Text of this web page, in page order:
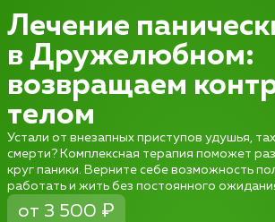
Лечение
в Дружелюбном:
возвращаем
телом
Устали от внезапных приступов удушья,
смерти? Комплексная терапия поможет
круг паники. Верните себе возможность
работать и жить без постоянного
от 3 500 ₽